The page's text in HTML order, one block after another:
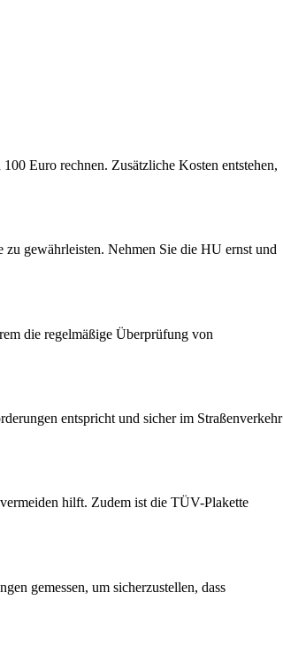
Euro rechnen. Zusätzliche Kosten entstehen,
gewährleisten. Nehmen Sie die HU ernst und
die regelmäßige Überprüfung von
entspricht und sicher im Straßenverkehr
hilft. Zudem ist die TÜV-Plakette
gemessen, um sicherzustellen, dass